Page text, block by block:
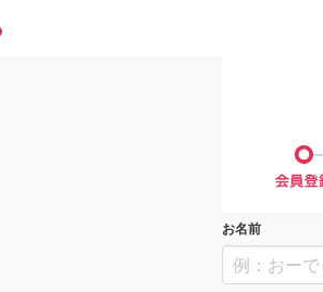
お名前